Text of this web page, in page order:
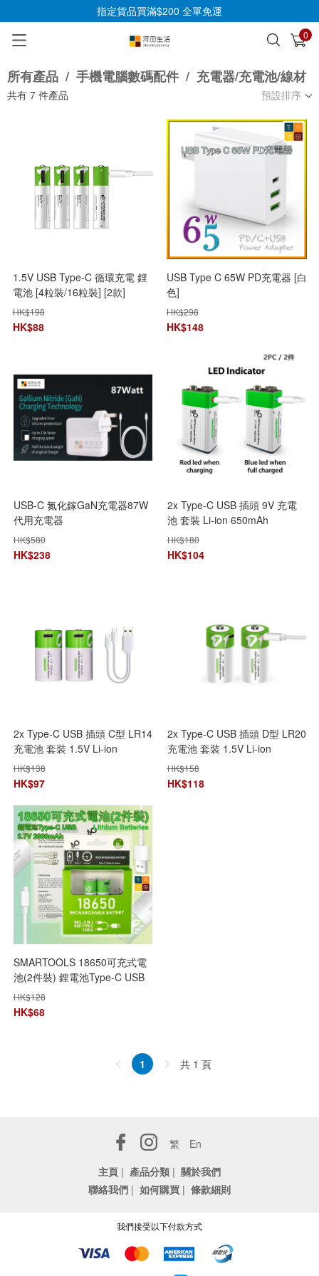
指定貨品買滿$200 全單免運
0
已加入購物車 查看
所有產品 / 手機電腦數碼配件 / 充電器/充電池/線材
共有 7 件產品 預設排序
1.5V USB Type-C 循環充電 鋰
電池 [4粒裝/16粒裝] [2款]
HK$198
HK$88
USB Type C 65W PD充電器 [白
色]
HK$298
HK$148
USB-C 氮化鎵GaN充電器87W
代用充電器
HK$580
HK$238
2x Type-C USB 插頭 9V 充電
池 套裝 Li-ion 650mAh
HK$180
HK$104
2x Type-C USB 插頭 C型 LR14
充電池 套裝 1.5V Li-ion
5000mWh
HK$138
HK$97
2x Type-C USB 插頭 D型 LR20
充電池 套裝 1.5V Li-ion
12000mWh
HK$158
HK$118
SMARTOOLS 18650可充式電
池(2件裝) 鋰電池Type-C USB
3.7V 2000mAh
HK$128
HK$68
1 共 1 頁
繁
En
主頁 | 產品分類 | 關於我們
聯絡我們 | 如何購買 | 條款細則
我們接受以下付款方式